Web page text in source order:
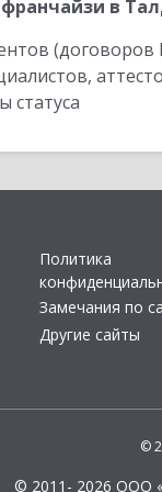
в
статуса
Политика
Замечания по
Другие сайты
©
© 2011- 2026 ООО